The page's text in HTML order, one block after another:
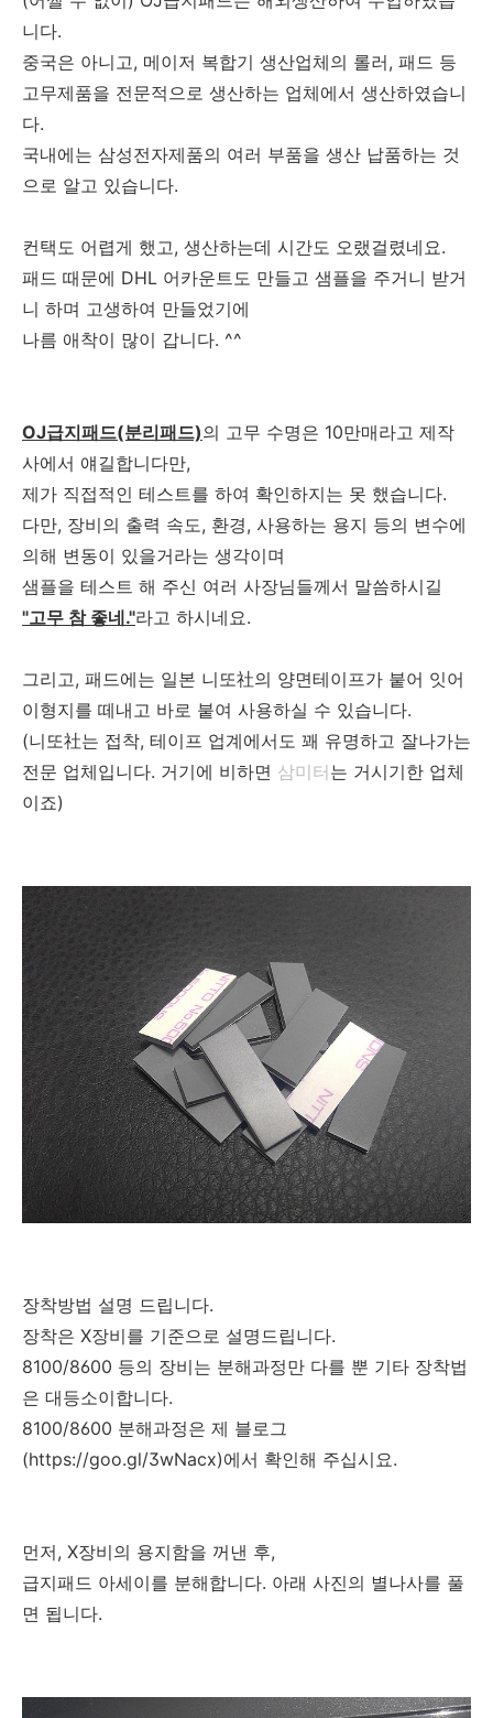
니다.
중국은 아니고, 메이저 복합기 생산업체의 롤러, 패드 등
고무제품을 전문적으로 생산하는 업체에서 생산하였습니
다.
국내에는 삼성전자제품의 여러 부품을 생산 납품하는 것
으로 알고 있습니다.
컨택도 어렵게 했고, 생산하는데 시간도 오랬걸렸네요.
패드 때문에 DHL 어카운트도 만들고 샘플을 주거니 받거
니 하며 고생하여 만들었기에
나름 애착이 많이 갑니다. ^^
OJ급지패드(분리패드)의 고무 수명은 10만매라고 제작
사에서 얘길합니다만,
제가 직접적인 테스트를 하여 확인하지는 못 했습니다.
다만, 장비의 출력 속도, 환경, 사용하는 용지 등의 변수에
의해 변동이 있을거라는 생각이며
샘플을 테스트 해 주신 여러 사장님들께서 말씀하시길
"고무 참 좋네."라고 하시네요.
그리고, 패드에는 일본 니또社의 양면테이프가 붙어 잇어
이형지를 떼내고 바로 붙여 사용하실 수 있습니다.
(니또社는 접착, 테이프 업계에서도 꽤 유명하고 잘나가는
전문 업체입니다. 거기에 비하면 삼미터는 거시기한 업체
이죠)
장착방법 설명 드립니다.
장착은 X장비를 기준으로 설명드립니다.
8100/8600 등의 장비는 분해과정만 다를 뿐 기타 장착법
은 대등소이합니다.
8100/8600 분해과정은 제 블로그
(https://goo.gl/3wNacx)에서 확인해 주십시요.
먼저, X장비의 용지함을 꺼낸 후,
급지패드 아세이를 분해합니다. 아래 사진의 별나사를 풀
면 됩니다.